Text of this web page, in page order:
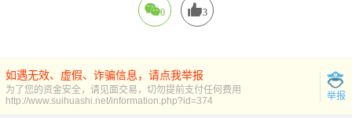
0 3
如遇无效、虚假、诈骗信息，请点我举报
为了您的资金安全，请见面交易，切勿提前支付任何费用
举报
http://www.suihuashi.net/information.php?id=374